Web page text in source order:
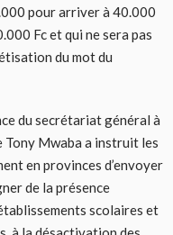
pour arriver à 40.000
Fc et qui ne sera pas
du mot du
du secrétariat général à
Tony Mwaba a instruit les
en provinces d’envoyer
de la présence
scolaires et